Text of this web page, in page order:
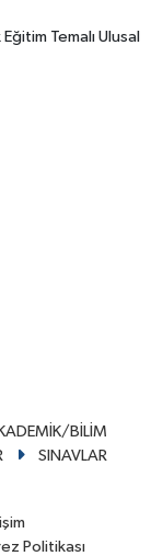
Temalı Ulusal
BİLİM
SINAVLAR
Politikası